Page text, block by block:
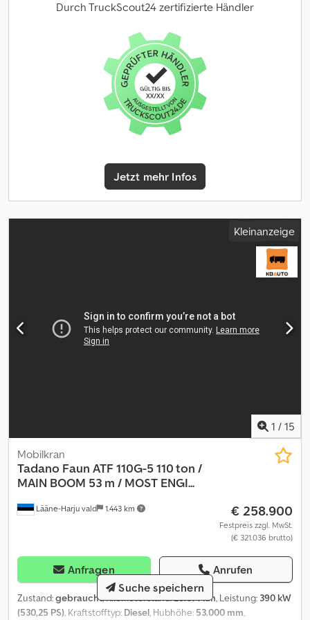
Motor: OM926LA 240 kW / 326 PS Getriebe: Automatik Federung:
10.440 mm / 2.550 mm / 3.620 mm Gesamtmasse: 42.000 kg
Auslegerlänge: 34,0 m = Weitere Informationen = Antrieb: Rad
Dcjdpfxjxy Ir Es Alaok Leergewicht: 42.000 kg Abmessungen
(LxBxH): 1.044 x 255 x 362 cm Tragkraft: 50.000 kg Seriennummer:
WFN3RTTP854040648
Durch TruckScout24 zertifizierte Händler
Jetzt mehr Infos
Kleinanzeige
1 / 15
Lääne-Harju vald 1.443 km
Mobilkran
Tadano Faun ATF 110G-5 110 ton /
MAIN BOOM 53 m / MOST ENGI...
€ 258.900
Festpreis zzgl. MwSt.
(€ 321.036 brutto)
Anfragen Anrufen
Zustand:gebraucht, Kilometerstand:25.671 km, Leistung: 390 kW
(530,25 PS), Kraftstofftyp: Diesel, Hubhöhe: 53.000 mm,
Suche speichern